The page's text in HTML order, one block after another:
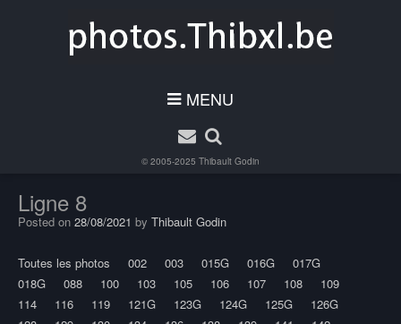
MENU
© 2005-2025 Thibault Godin
Ligne 8
Posted on 28/08/2021 by Thibault Godin
Toutes les photos 002 003 015G 016G
017G
018G
088 100 103 105 106 107 108
109
114
116 119 121G 123G 124G 125G
126G